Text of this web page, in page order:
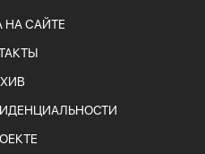
НА САЙТЕ